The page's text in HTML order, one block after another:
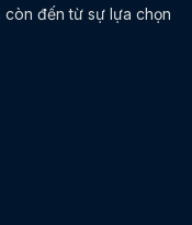
đến từ sự lựa chọn